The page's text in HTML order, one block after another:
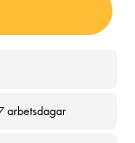
arbetsdagar